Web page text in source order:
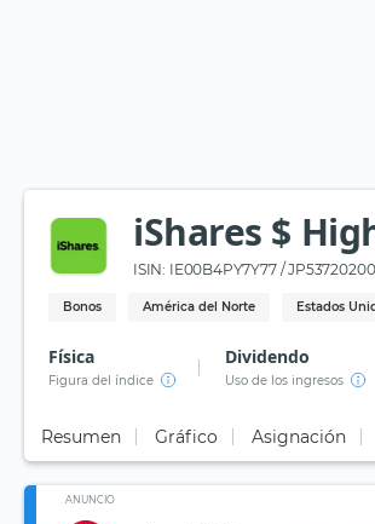
iShares $
ISIN: IE00B4PY7Y77 /
Bonos América del Norte Estados
Física
Figura del índice
Dividendo
Uso de los ingresos
Resumen Gráfico Asignación
ANUNCIO